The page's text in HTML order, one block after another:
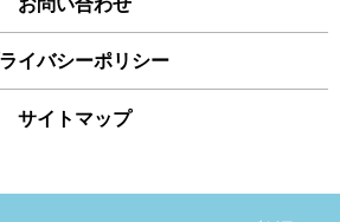
イバシーポリシー
サイトマップ